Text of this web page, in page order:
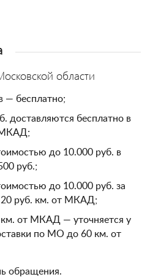
области
— бесплатно;
доставляются бесплатно в
МКАД;
до 10.000 руб. в
руб.;
до 10.000 руб. за
руб. км. от МКАД;
от МКАД — уточняется у
по МО до 60 км. от
обращения.